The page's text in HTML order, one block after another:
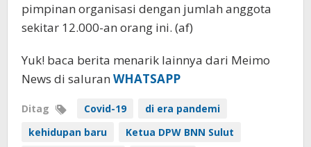
pimpinan organisasi dengan jumlah anggota
sekitar 12.000-an orang ini. (af)
Yuk! baca berita menarik lainnya dari Meimo
News di saluran WHATSAPP
Ditag Covid-19
di era pandemi
kehidupan baru
Ketua DPW BNN Sulut